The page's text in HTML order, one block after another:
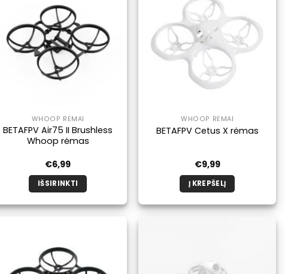
WHOOP RĖMAI
BETAFPV Air75 II Brushless
Whoop rėmas
€6,99
IŠSIRINKTI
produktas
variantus.
Galimybe
WHOOP RĖMAI
BETAFPV Cetus X rėmas
€9,99
Į KREPŠELĮ